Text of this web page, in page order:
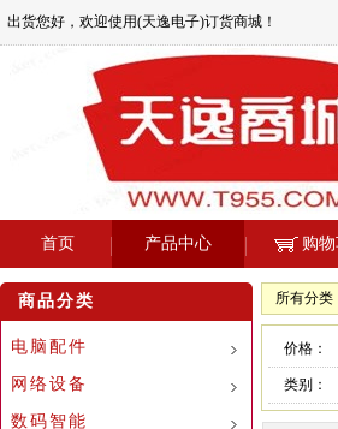
出货您好，欢迎使用(天逸电子)订货商城！
首页 产品中心 购
商品分类
电脑配件
网络设备
数码智能
所有分类
价格：
类别：